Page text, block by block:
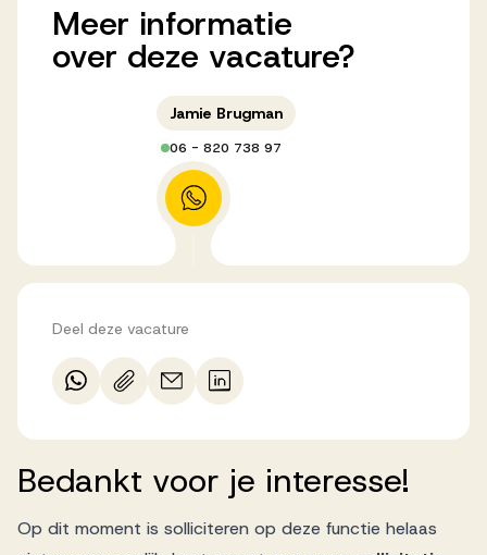
Meer informatie
over deze vacature?
Jamie Brugman
06 - 820 738 97
Deel deze vacature
Bedankt voor je interesse!
Op dit moment is solliciteren op deze functie helaas